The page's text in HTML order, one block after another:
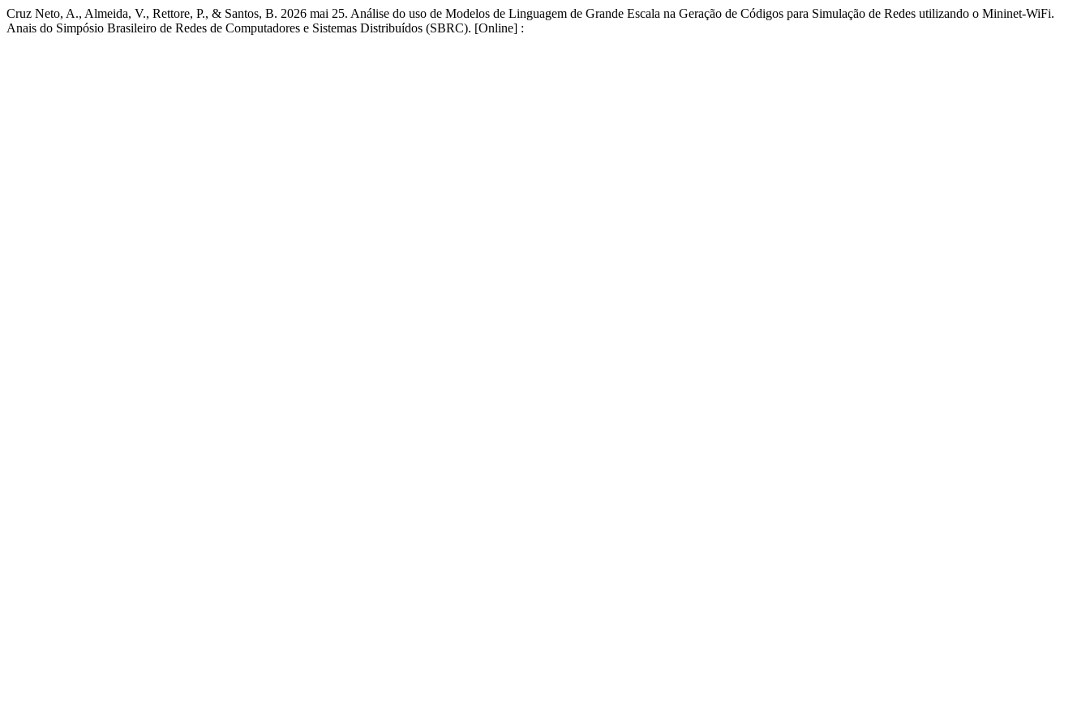
Cruz Neto, A., Almeida, V., Rettore, P., & Santos, B. 2026 mai 25. Análise do uso de Modelos de Linguagem de Grande Escala na Geração de Códigos para Simulação de Redes utilizando o Mininet-WiFi.
Anais do Simpósio Brasileiro de Redes de Computadores e Sistemas Distribuídos (SBRC). [Online] :